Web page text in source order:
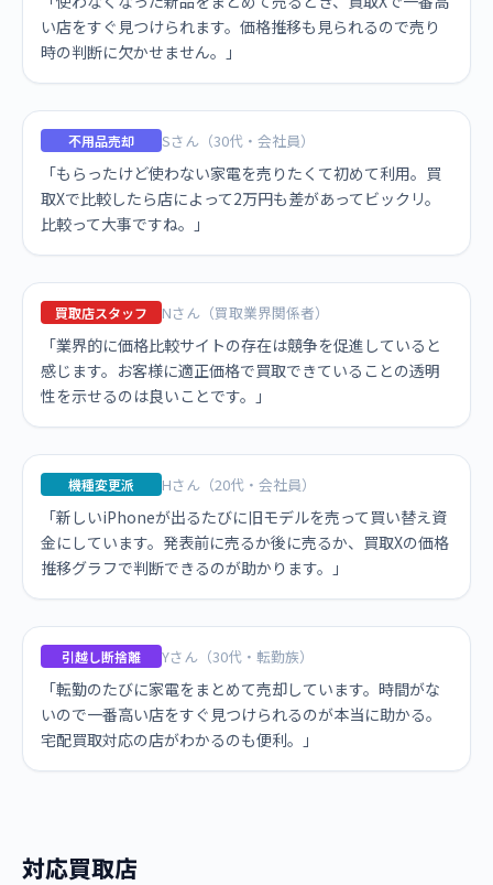
い店をすぐ見つけられます。価格推移も見られるので売り
時の判断に欠かせません。」
不用品売却 Sさん（30代・会社員）
「もらったけど使わない家電を売りたくて初めて利用。買
取Xで比較したら店によって2万円も差があってビックリ。
比較って大事ですね。」
買取店スタッフ Nさん（買取業界関係者）
「業界的に価格比較サイトの存在は競争を促進していると
感じます。お客様に適正価格で買取できていることの透明
性を示せるのは良いことです。」
機種変更派 Hさん（20代・会社員）
「新しいiPhoneが出るたびに旧モデルを売って買い替え資
金にしています。発表前に売るか後に売るか、買取Xの価格
推移グラフで判断できるのが助かります。」
引越し断捨離 Yさん（30代・転勤族）
「転勤のたびに家電をまとめて売却しています。時間がな
いので一番高い店をすぐ見つけられるのが本当に助かる。
宅配買取対応の店がわかるのも便利。」
対応買取店